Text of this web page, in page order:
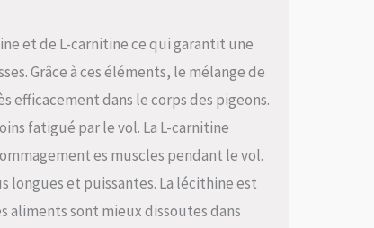
et de L-carnitine ce qui garantit une
Grâce à ces éléments, le mélange de
efficacement dans le corps des pigeons.
fatigué par le vol. La L-carnitine
es muscles pendant le vol.
longues et puissantes. La lécithine est
aliments sont mieux dissoutes dans